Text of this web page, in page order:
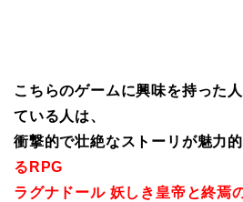
こちらのゲームに興味を持った
ている人は、
衝撃的で壮絶なストーリが魅力
るRPG
ラグナドール 妖しき皇帝と終焉